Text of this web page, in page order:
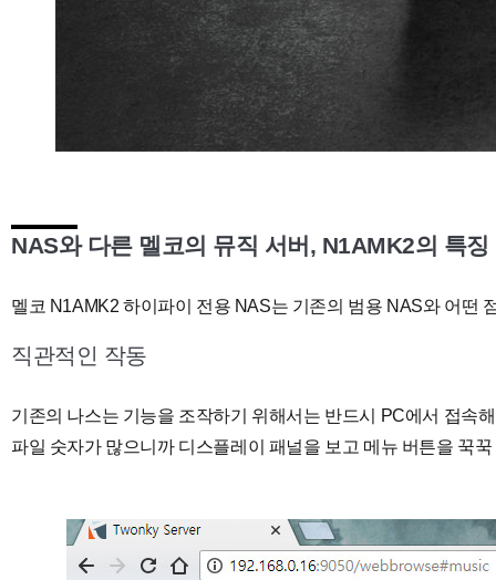
NAS와 다른 멜코의 뮤직 서버, N1AMK2의 특징
멜코 N1AMK2 하이파이 전용 NAS는 기존의 범용 NAS와 어떤
직관적인 작동
기존의 나스는 기능을 조작하기 위해서는 반드시 PC에서 접속
파일 숫자가 많으니까 디스플레이 패널을 보고 메뉴 버튼을 꾹